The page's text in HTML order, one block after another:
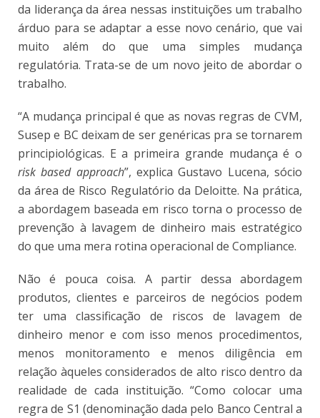
da liderança da área nessas instituições um trabalho
árduo para se adaptar a esse novo cenário, que vai
muito além do que uma simples mudança
regulatória. Trata-se de um novo jeito de abordar o
trabalho.
“A mudança principal é que as novas regras de CVM,
Susep e BC deixam de ser genéricas pra se tornarem
principiológicas. E a primeira grande mudança é o
risk based approach”, explica Gustavo Lucena, sócio
da área de Risco Regulatório da Deloitte. Na prática,
a abordagem baseada em risco torna o processo de
prevenção à lavagem de dinheiro mais estratégico
do que uma mera rotina operacional de Compliance.
Não é pouca coisa. A partir dessa abordagem
produtos, clientes e parceiros de negócios podem
ter uma classificação de riscos de lavagem de
dinheiro menor e com isso menos procedimentos,
menos monitoramento e menos diligência em
relação àqueles considerados de alto risco dentro da
realidade de cada instituição. “Como colocar uma
regra de S1 (denominação dada pelo Banco Central a